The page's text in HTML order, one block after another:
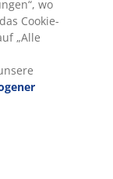
wo
Cookie-
„Alle